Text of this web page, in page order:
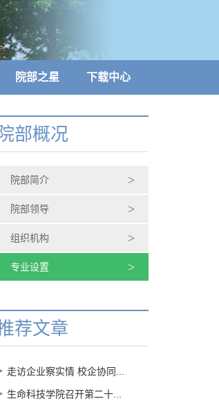
院部之星 下载中心
院部概况
院部简介 >
院部领导 >
组织机构 >
专业设置 >
荐文章
走访企业察实情 校企协同...
生命科技学院召开第二十...